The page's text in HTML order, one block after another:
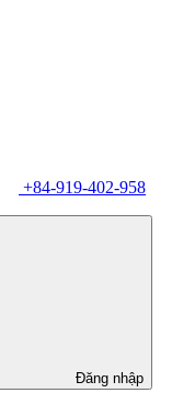
+84-919-402-958
Đăng nhập